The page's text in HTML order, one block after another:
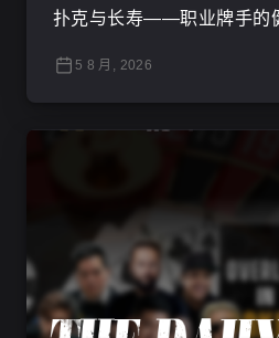
扑克与长寿——职业牌手的
5 8 月, 2026